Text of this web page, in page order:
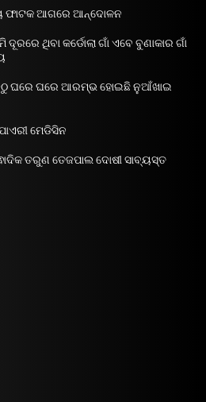
ଫାଟକ ଆଗରେ ଆନ୍ଦୋଳନ
ଥିବା କର୍ଡୋଲା ଗାଁ ଏବେ ବୁଣାକାର ଗାଁ
ଘରେ ଘରେ ଆରମ୍ଭ ହୋଇଛି ନୁଆଁଖାଇ
ମେଡିସିନ
ତରୁଣ ତେଜପାଲ ଦୋଷୀ ସାବ୍ୟସ୍ତ